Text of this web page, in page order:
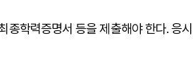
종학력증명서 등을 제출해야 한다. 응시